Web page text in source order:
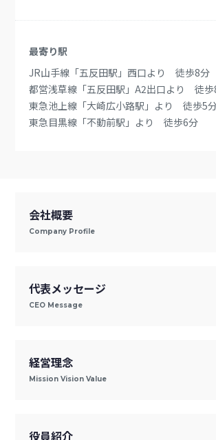
最寄り駅
JR山手線「五反田駅」西口より 徒歩8分
都営浅草線「五反田駅」A2出口より 徒
東急池上線「大崎広小路駅」より 徒歩5
東急目黒線「不動前駅」より 徒歩6分
会社概要
Company Profile
代表メッセージ
CEO Message
経営理念
Mission Vision Value
役員紹介